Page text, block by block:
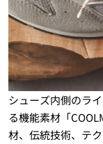
シューズ内側のラ
る機能素材「
材、伝統技術、テ